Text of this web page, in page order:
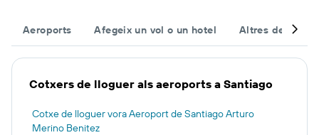
Aeroports Afegeix un vol o un hotel Altres
Cotxers de lloguer als aeroports a Santiago
Cotxe de lloguer vora Aeroport de Santiago Arturo
Merino Benitez